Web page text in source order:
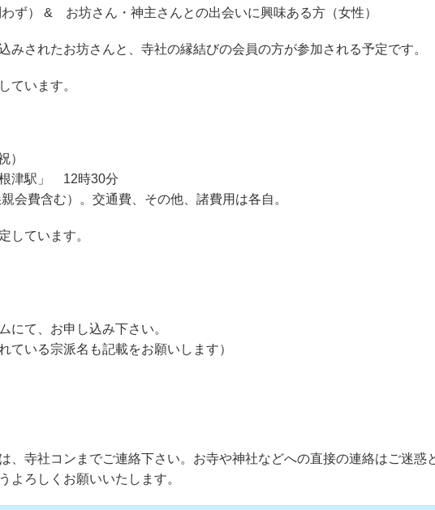
ず） & お坊さん・神主さんとの出会いに興味ある方（女性）
されたお坊さんと、寺社の縁結びの会員の方が参加される予定です。
ています。
）
津駅」 12時30分
費含む）。交通費、その他、諸費用は各自。
ています。
て、お申し込み下さい。
いる宗派名も記載をお願いします）
、寺社コンまでご連絡下さい。お寺や神社などへの直接の連絡はご迷惑
よろしくお願いいたします。